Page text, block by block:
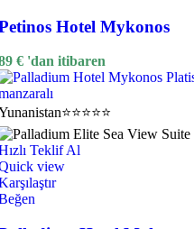
Hotel Mykonos
€ 'dan itibaren
⭐⭐⭐⭐⭐
Teklif Al
view